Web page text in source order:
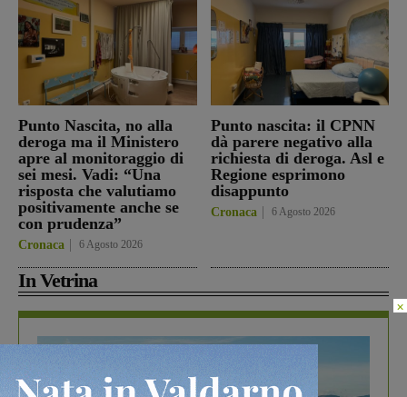
Punto Nascita, no alla
deroga ma il Ministero
apre al monitoraggio di
sei mesi. Vadi: “Una
risposta che valutiamo
positivamente anche se
con prudenza”
Cronaca 6 Agosto 2026
Punto nascita: il CPNN
dà parere negativo alla
richiesta di deroga. Asl e
Regione esprimono
disappunto
Cronaca 6 Agosto 2026
In Vetrina
×